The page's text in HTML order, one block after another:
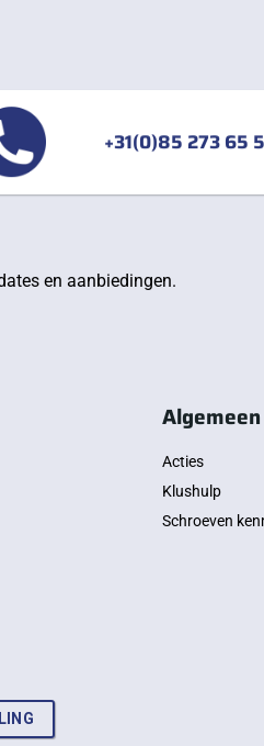
+31(0)85 273 65
en aanbiedingen.
Algemeen
Acties
Klushulp
Schroeven